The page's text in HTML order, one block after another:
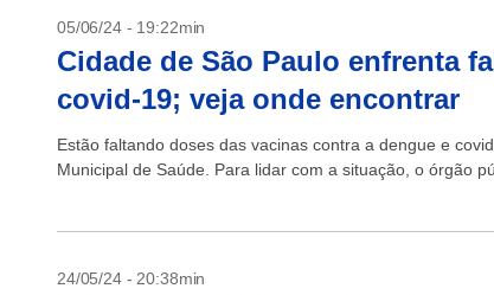
05/06/24 - 19:22min
Cidade de São Paulo enfrenta
covid-19; veja onde encontrar
Estão faltando doses das vacinas contra a dengue e
Municipal de Saúde. Para lidar com a situação, o órgão
24/05/24 - 20:38min